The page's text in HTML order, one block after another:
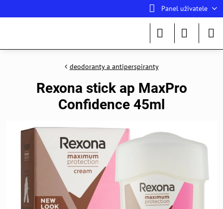
Panel uživatele
deodoranty a antiperspiranty
Rexona stick ap MaxPro
Confidence 45ml